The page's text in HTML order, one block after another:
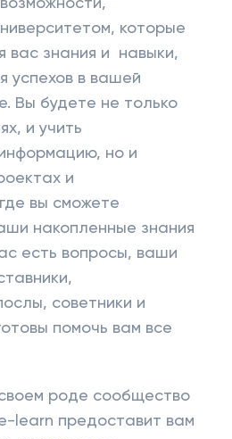
которые
вас знания и навыки,
успехов в вашей
Вы будете не только
и учить
но и
и
вы сможете
накопленные знания
есть вопросы, ваши
советники и
помочь вам все
роде сообщество
learn предоставит вам